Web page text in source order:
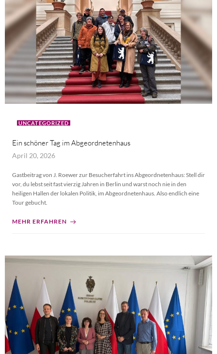
UNCATEGORIZED
Ein schöner Tag im Abgeordnetenhaus
April 20, 2026
Gastbeitrag von J. Roewer zur Besucherfahrt ins Abgeordnetenhaus: Stell dir
vor, du lebst seit fast vierzig Jahren in Berlin und warst noch nie in den
heiligen Hallen der lokalen Politik, im Abgeordnetenhaus. Also endlich eine
Tour gebucht.
MEHR ERFAHREN